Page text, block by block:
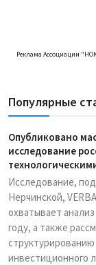
Реклама Ассоциации
Популярные
Опубликовано
исследование
Исследование,
Нерчинской,
охватывает
году, а также
инвестиционного